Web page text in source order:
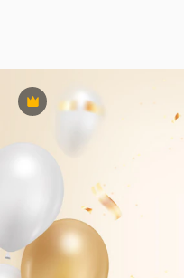
Premium